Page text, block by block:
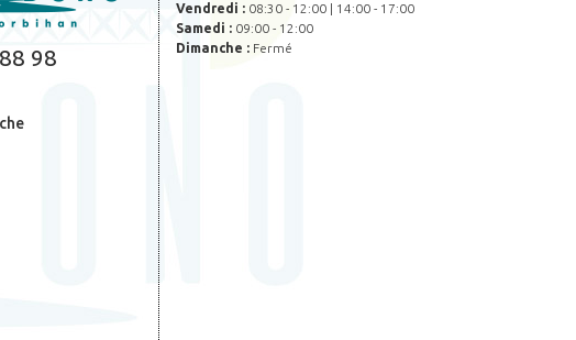
98
Vendredi : 08:30 - 12:00 | 14:00 - 17:00
Samedi : 09:00 - 12:00
Dimanche : Fermé